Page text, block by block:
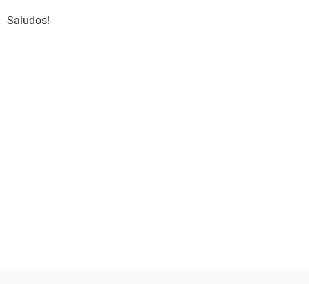
Saludos!